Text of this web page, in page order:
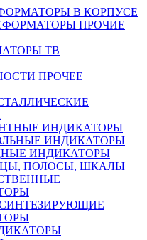
В КОРПУСЕ
ПРОЧИЕ
ТВ
ПРОЧЕЕ
ИНДИКАТОРЫ
ИНДИКАТОРЫ
ИНДИКАТОРЫ
ПОЛОСЫ, ШКАЛЫ